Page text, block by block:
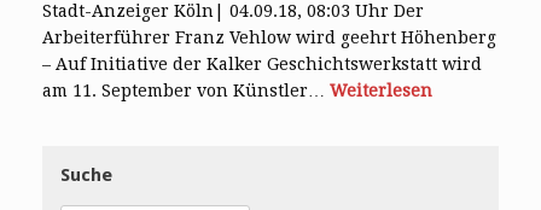
Stadt-Anzeiger Köln| 04.09.18, 08:03 Uhr Der
Arbeiterführer Franz Vehlow wird geehrt Höhenberg
– Auf Initiative der Kalker Geschichtswerkstatt wird
am 11. September von Künstler… Weiterlesen
Suche